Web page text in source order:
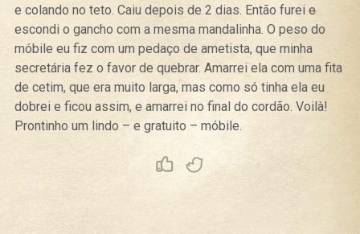
e colando no teto. Caiu depois de 2 dias. Então furei e
escondi o gancho com a mesma mandalinha. O peso do
móbile eu fiz com um pedaço de ametista, que minha
secretária fez o favor de quebrar. Amarrei ela com uma fita
de cetim, que era muito larga, mas como só tinha ela eu
dobrei e ficou assim, e amarrei no final do cordão. Voilà!
Prontinho um lindo – e gratuito – móbile.
Curtir Tweet